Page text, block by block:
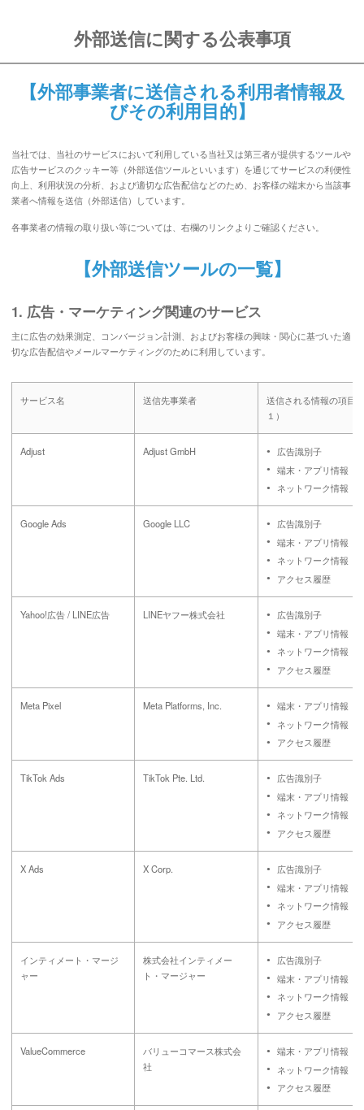
外部送信に関する公表事項
【外部事業者に送信される利用者情報及
びその利用目的】
当社では、当社のサービスにおいて利用している当社又は第三者が提供するツールや
広告サービスのクッキー等（外部送信ツールといいます）を通じてサービスの利便性
向上、利用状況の分析、および適切な広告配信などのため、お客様の端末から当該事
業者へ情報を送信（外部送信）しています。
各事業者の情報の取り扱い等については、右欄のリンクよりご確認ください。
【外部送信ツールの一覧】
1. 広告・マーケティング関連のサービス
主に広告の効果測定、コンバージョン計測、およびお客様の興味・関心に基づいた適
切な広告配信やメールマーケティングのために利用しています。
サービス名 送信先事業者
送信される情報の項目
１）
Adjust Adjust GmbH
広告識別子
端末・アプリ情報
ネットワーク情報
Google Ads Google LLC
広告識別子
端末・アプリ情報
ネットワーク情報
アクセス履歴
Yahoo!広告 / LINE広告 LINEヤフー株式会社
広告識別子
端末・アプリ情報
ネットワーク情報
アクセス履歴
Meta Pixel Meta Platforms, Inc.
端末・アプリ情報
ネットワーク情報
アクセス履歴
TikTok Ads TikTok Pte. Ltd.
広告識別子
端末・アプリ情報
ネットワーク情報
アクセス履歴
X Ads X Corp.
広告識別子
端末・アプリ情報
ネットワーク情報
アクセス履歴
インティメート・マージ
ャー
株式会社インティメー
ト・マージャー
広告識別子
端末・アプリ情報
ネットワーク情報
アクセス履歴
ValueCommerce
バリューコマース株式会
社
端末・アプリ情報
ネットワーク情報
アクセス履歴